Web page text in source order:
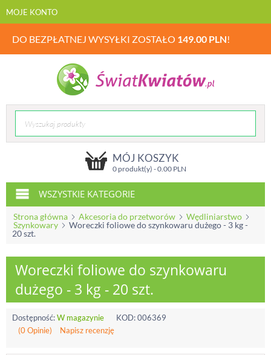
MOJE KONTO
DO BEZPŁATNEJ WYSYŁKI ZOSTAŁO 149.00 PLN!
MÓJ KOSZYK
0 produkt(y) -0.00PLN
WSZYSTKIE KATEGORIE
Strona główna Akcesoria do przetworów
Wędliniarstwo
Szynkowary
Woreczki foliowe do szynkowaru dużego - 3 kg -
20 szt.
Woreczki foliowe do szynkowaru
dużego - 3 kg - 20 szt.
Dostępność:W magazynie KOD:006369
(0 Opinie)
Napisz recenzję